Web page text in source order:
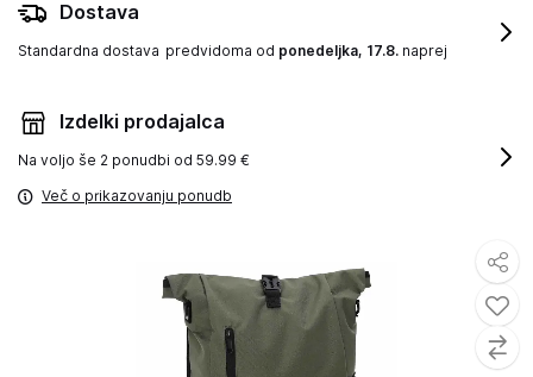
Dostava
Standardna dostava predvidoma od ponedeljka, 17.8. naprej
Izdelki prodajalca
Na voljo še 2 ponudbi od 59.99 €
Več o prikazovanju ponudb